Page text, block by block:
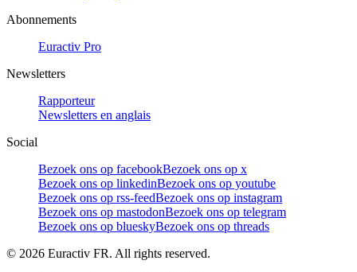
Abonnements
Euractiv Pro
Newsletters
Rapporteur
Newsletters en anglais
Social
Bezoek ons op facebookBezoek ons op x
Bezoek ons op linkedinBezoek ons op youtube
Bezoek ons op rss-feedBezoek ons op instagram
Bezoek ons op mastodonBezoek ons op telegram
Bezoek ons op blueskyBezoek ons op threads
© 2026 Euractiv FR. All rights reserved.